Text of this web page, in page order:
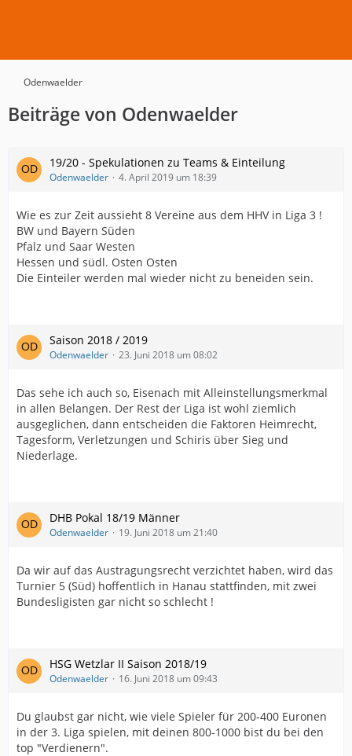
Odenwaelder
Beiträge von Odenwaelder
19/20 - Spekulationen zu Teams & Einteilung
Odenwaelder 4. April 2019 um 18:39
Wie es zur Zeit aussieht 8 Vereine aus dem HHV in Liga 3 !
BW und Bayern Süden
Pfalz und Saar Westen
Hessen und südl. Osten Osten
Die Einteiler werden mal wieder nicht zu beneiden sein.
Saison 2018 / 2019
Odenwaelder 23. Juni 2018 um 08:02
Das sehe ich auch so, Eisenach mit Alleinstellungsmerkmal
in allen Belangen. Der Rest der Liga ist wohl ziemlich
ausgeglichen, dann entscheiden die Faktoren Heimrecht,
Tagesform, Verletzungen und Schiris über Sieg und
Niederlage.
DHB Pokal 18/19 Männer
Odenwaelder 19. Juni 2018 um 21:40
Da wir auf das Austragungsrecht verzichtet haben, wird das
Turnier 5 (Süd) hoffentlich in Hanau stattfinden, mit zwei
Bundesligisten gar nicht so schlecht !
HSG Wetzlar II Saison 2018/19
Odenwaelder 16. Juni 2018 um 09:43
Du glaubst gar nicht, wie viele Spieler für 200-400 Euronen
in der 3. Liga spielen, mit deinen 800-1000 bist du bei den
top "Verdienern".